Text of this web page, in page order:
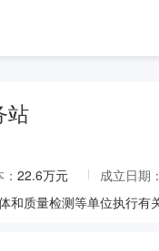
站
22.6万元 成立日期：